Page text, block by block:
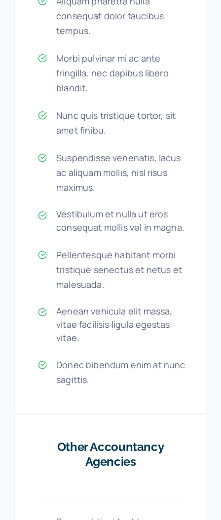
consequat dolor faucibus
tempus.
Morbi pulvinar mi ac ante
fringilla, nec dapibus libero
blandit.
Nunc quis tristique tortor, sit
amet finibu.
Suspendisse venenatis, lacus
ac aliquam mollis, nisl risus
maximus.
Vestibulum et nulla ut eros
consequat mollis vel in magna.
Pellentesque habitant morbi
tristique senectus et netus et
malesuada.
Aenean vehicula elit massa,
vitae facilisis ligula egestas
vitae.
Donec bibendum enim at nunc
sagittis.
Other Accountancy
Agencies